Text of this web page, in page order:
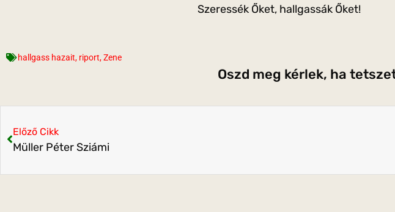
Szeressék Őket, hallgassák Őket!
hallgass hazait, riport,Zene
Oszd meg kérlek, ha
Előző Cikk
Müller Péter Sziámi